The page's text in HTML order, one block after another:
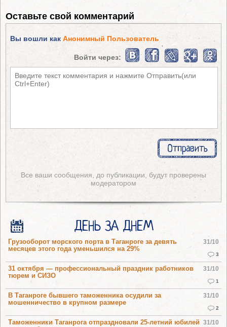
Оставьте свой комментарий
Вы вошли как Анонимный Пользователь
Войти через:
Все ваши сообщения, до публикации, будут проверены
модератором
ДЕНЬ ЗА ДНЕМ
31/10
3
Грузооборот морского порта в Таганроге за девять
месяцев этого года уменьшился на 29%
31/10
1
31 октября — профессиональный праздник работников
тюрем и СИЗО
31/10
2
В Таганроге бывшего таможенника осудили за
мошенничество в крупном размере
31/10
Таможенники Таганрога отпраздновали 25-летний юбилей